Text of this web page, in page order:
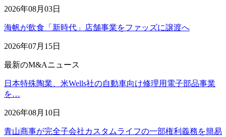
2026年08月03日
海帆が飲食「新時代」店舗事業をファッズに譲渡へ
2026年07月15日
最新のM&Aニュース
日本特殊陶業、米Wells社の自動車向け修理用電子部品事業
を…
2026年08月10日
青山商事が完全子会社カスタムライフの一部権利義務を簡易